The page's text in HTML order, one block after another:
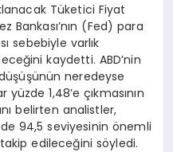
Tüketici Fiyat
Bankası’nın (Fed) para
sebebiyle varlık
kaydetti. ABD’nin
neredeyse
1,48’e çıkmasının
belirten analistler,
94,5 seviyesinin önemli
edileceğini söyledi.